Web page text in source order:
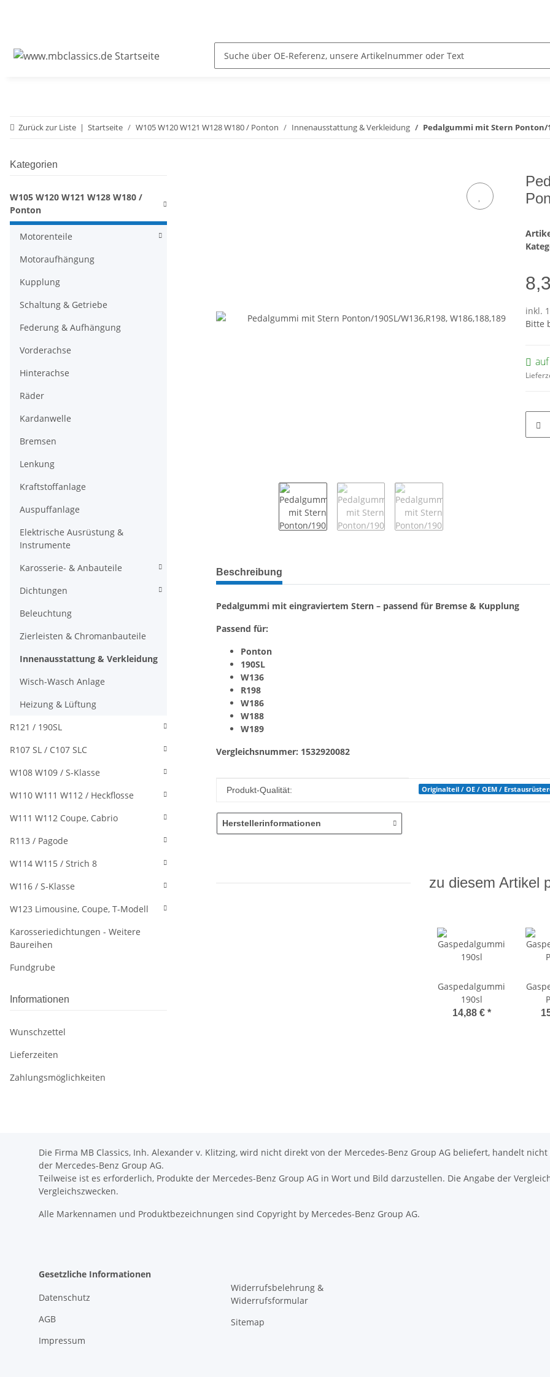
Zurück zur Liste Startseite W105 W120 W121 W128 W180 / Ponton Innenausstattung & Verkleidung Pedalgummi mit Stern Ponton/
inkl.
Bitte
weitere Registerkarten anzeigen
Beschreibung
Pedalgummi mit eingraviertem Stern – passend für Bremse & Kupplung
Passend für:
Ponton
190SL
W136
R198
W186
W188
W189
Vergleichsnummer: 1532920082
Produkteigenschaft
Wert
Produkt-Qualität: Originalteil / OE / OEM /
Herstellerinformationen
zu diesem Artikel
Gaspedalgummi
190sl
14,88 € *
Kategorien
W105 W120 W121 W128 W180 /
Ponton
Motorenteile
Motoraufhängung
Kupplung
Schaltung & Getriebe
Federung & Aufhängung
Vorderachse
Hinterachse
Räder
Kardanwelle
Bremsen
Lenkung
Kraftstoffanlage
Auspuffanlage
Elektrische Ausrüstung &
Instrumente
Karosserie- & Anbauteile
Dichtungen
Beleuchtung
Zierleisten & Chromanbauteile
Innenausstattung & Verkleidung
Wisch-Wasch Anlage
Heizung & Lüftung
R121 / 190SL
R107 SL / C107 SLC
W108 W109 / S-Klasse
W110 W111 W112 / Heckflosse
W111 W112 Coupe, Cabrio
R113 / Pagode
W114 W115 / Strich 8
W116 / S-Klasse
W123 Limousine, Coupe, T-Modell
Karosseriedichtungen - Weitere
Baureihen
Fundgrube
Informationen
Wunschzettel
Lieferzeiten
Zahlungsmöglichkeiten
Die Firma MB Classics, Inh. Alexander v. Klitzing, wird nicht direkt von der Mercedes-Benz Group AG beliefert, handelt
der Mercedes-Benz Group AG.
Teilweise ist es erforderlich, Produkte der Mercedes-Benz Group AG in Wort und Bild darzustellen. Die Angabe der
Vergleichszwecken.
Alle Markennamen und Produktbezeichnungen sind Copyright by Mercedes-Benz Group AG.
Gesetzliche Informationen
Datenschutz
AGB
Impressum
Widerrufsbelehrung &
Widerrufsformular
Sitemap